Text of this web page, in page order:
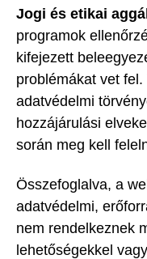
Jogi és etikai
programok
kifejezett
problémákat vet
adatvédelmi
hozzájárulási
során meg kell
Összefoglalva, a
adatvédelmi,
nem rendelkeznek
lehetőségekkel